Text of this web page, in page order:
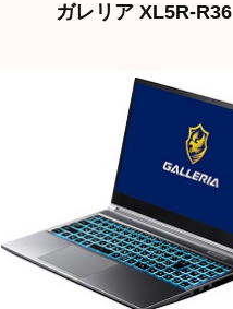
ガレリア XL5R-R36